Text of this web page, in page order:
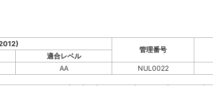
管理番号
適合レベル
AA NUL0022